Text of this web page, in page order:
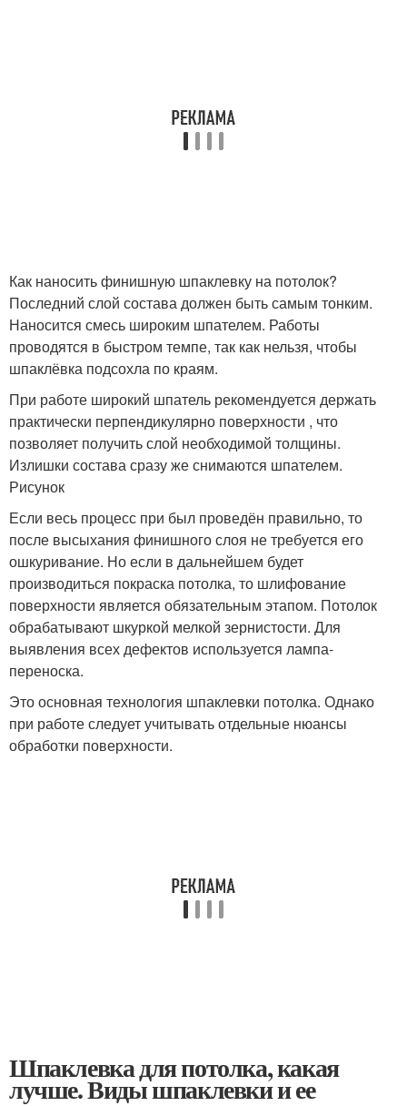
Как наносить финишную шпаклевку на потолок?
Последний слой состава должен быть самым тонким.
Наносится смесь широким шпателем. Работы
проводятся в быстром темпе, так как нельзя, чтобы
шпаклёвка подсохла по краям.
При работе широкий шпатель рекомендуется держать
практически перпендикулярно поверхности , что
позволяет получить слой необходимой толщины.
Излишки состава сразу же снимаются шпателем.
Рисунок
Если весь процесс при был проведён правильно, то
после высыхания финишного слоя не требуется его
ошкуривание. Но если в дальнейшем будет
производиться покраска потолка, то шлифование
поверхности является обязательным этапом. Потолок
обрабатывают шкуркой мелкой зернистости. Для
выявления всех дефектов используется лампа-
переноска.
Это основная технология шпаклевки потолка. Однако
при работе следует учитывать отдельные нюансы
обработки поверхности.
Шпаклевка для потолка, какая
лучше. Виды шпаклевки и ее